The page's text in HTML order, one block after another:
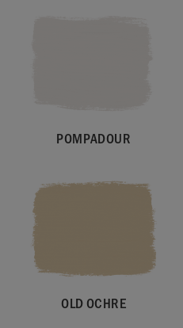
POMPADOUR
OLD OCHRE